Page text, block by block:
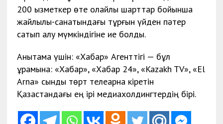
200 қызметкер өте қолайлы шарттар бойынша
жайлылық-санатындағы тұрғын үйден пәтер
сатып алу мүмкіндігіне ие болды.
Анықтама үшін: «Хабар» Агенттігі — бұл
құрамына: «Хабар», «Хабар 24», «Kazakh TV», «El
Arna» сынды төрт телеарна кіретін
Қазақстандағы ең ірі медиахолдингтердің бірі.